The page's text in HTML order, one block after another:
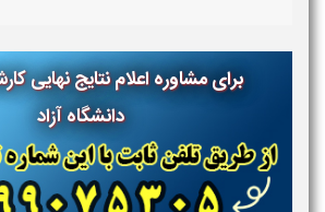
برای مشاوره اعلام نتایج نهایی
دانشگاه آزاد